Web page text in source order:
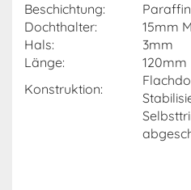
Beschichtung:
Paraffin
Dochthalter:
15mm
Hals:
3mm
Länge:
120mm
Konstruktion: